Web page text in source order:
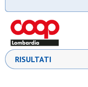
RISULTATI